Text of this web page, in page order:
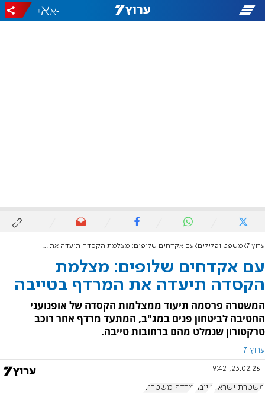
-
+
ערוץ 7 משפט ופלילים עם אקדחים שלופים: מצלמת הקסדה תיעדה את המרדף בטייבה
עם אקדחים שלופים: מצלמת
הקסדה תיעדה את המרדף בטייבה
המשטרה פרסמה תיעוד ממצלמות הקסדה של אופנועני
החטיבה לביטחון פנים במג"ב, המתעד מרדף אחר רוכב
טרקטורון שנמלט מהם ברחובות טייבה.
ערוץ 7
23.02.26, 9:42
משטרת ישראל טייבה מרדף משטרתי